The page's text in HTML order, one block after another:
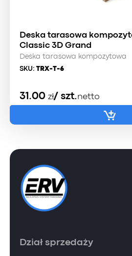
Deska tarasowa
Classic 3D Grand
Deska tarasowa kompozytowa
SKU: TRX-T-6
31.00 zł/ szt.netto
Dział sprzedaży